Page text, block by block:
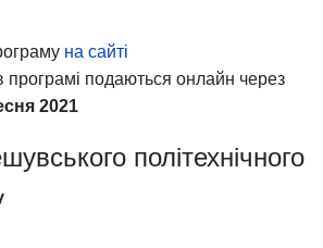
на сайті
програмі подаються онлайн через
2021
політехнічного